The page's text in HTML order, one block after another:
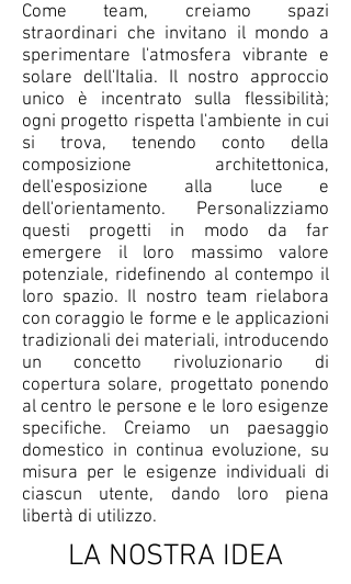
Come team, creiamo spazi
straordinari che invitano il mondo a
sperimentare l'atmosfera vibrante e
solare dell'Italia. Il nostro approccio
unico è incentrato sulla flessibilità;
ogni progetto rispetta l'ambiente in cui
si trova, tenendo conto della
composizione architettonica,
dell'esposizione alla luce e
dell'orientamento. Personalizziamo
questi progetti in modo da far
emergere il loro massimo valore
potenziale, ridefinendo al contempo il
loro spazio. Il nostro team rielabora
con coraggio le forme e le applicazioni
tradizionali dei materiali, introducendo
un concetto rivoluzionario di
copertura solare, progettato ponendo
al centro le persone e le loro esigenze
specifiche. Creiamo un paesaggio
domestico in continua evoluzione, su
misura per le esigenze individuali di
ciascun utente, dando loro piena
libertà di utilizzo.
LA NOSTRA IDEA